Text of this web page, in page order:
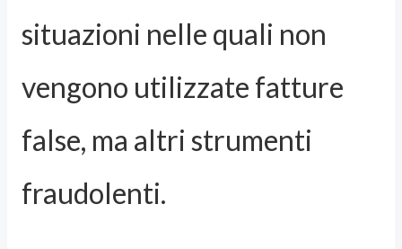
situazioni nelle quali non
vengono utilizzate fatture
false, ma altri strumenti
fraudolenti.